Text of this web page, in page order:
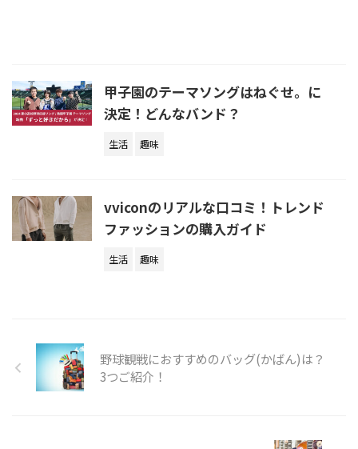
甲子園のテーマソングはねぐせ。に
決定！どんなバンド？
生活 趣味
vviconのリアルな口コミ！トレンド
ファッションの購入ガイド
生活 趣味
野球観戦におすすめのバッグ(かばん)は？
3つご紹介！